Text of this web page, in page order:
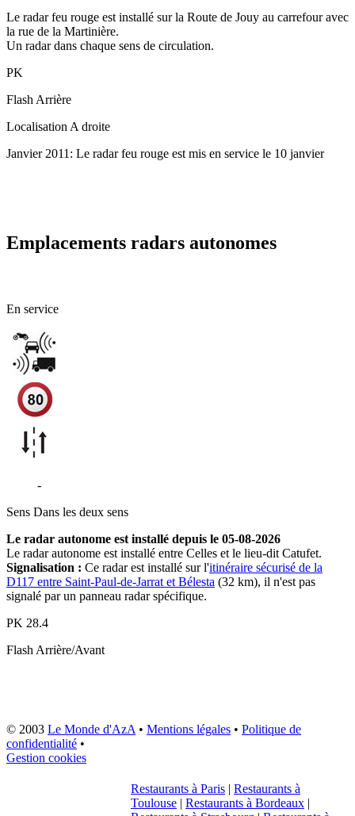
Le radar feu rouge est installé sur la Route de Jouy au carrefour avec
la rue de la Martinière.
Un radar dans chaque sens de circulation.
PK
FlashArrière
LocalisationA droite
Janvier 2011: Le radar feu rouge est mis en service le 10 janvier
Emplacements radars autonomes
En service
-
Sens Dans les deux sens
Le radar autonome est installé depuis le 05-08-2026
Le radar autonome est installé entre Celles et le lieu-dit Catufet.
Signalisation : Ce radar est installé sur l'itinéraire sécurisé de la
D117 entre Saint-Paul-de-Jarrat et Bélesta (32 km), il n'est pas
signalé par un panneau radar spécifique.
PK 28.4
Flash Arrière/Avant
© 2003 Le Monde d'AzA • Mentions légales • Politique de
confidentialité •
Gestion cookies
Restaurants à Paris | Restaurants à
Toulouse | Restaurants à Bordeaux |